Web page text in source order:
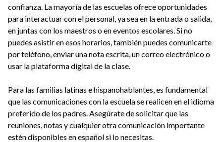
confianza. La mayoría de las escuelas ofrece oportunidades
para interactuar con el personal, ya sea en la entrada o salida,
en juntas con los maestros o en eventos escolares. Si no
puedes asistir en esos horarios, también puedes comunicarte
por teléfono, enviar una nota escrita, un correo electrónico o
usar la plataforma digital de la clase.
Para las familias latinas e hispanohablantes, es fundamental
que las comunicaciones con la escuela se realicen en el idioma
preferido de los padres. Asegúrate de solicitar que las
reuniones, notas y cualquier otra comunicación importante
estén disponibles en español si lo necesitas.